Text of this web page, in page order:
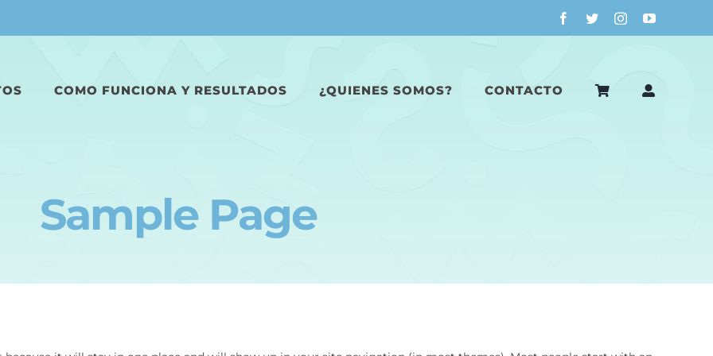
COMO FUNCIONA Y RESULTADOS ¿QUIENES SOMOS? CONTACTO
Sample Page